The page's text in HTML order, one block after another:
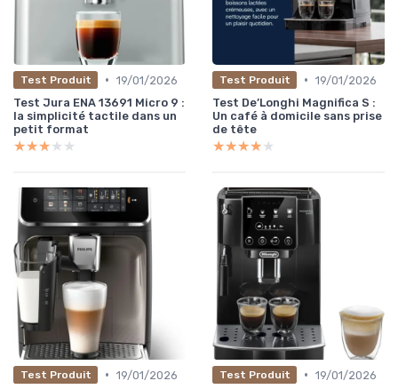
Test Produit • 19/01/2026
Test Jura ENA 13691 Micro 9 :
la simplicité tactile dans un
petit format
★★★★★
★★★★★
Test Produit • 19/01/2026
Test De’Longhi Magnifica S :
Un café à domicile sans prise
de tête
★★★★★
★★★★★
Test Produit • 19/01/2026
Test Produit • 19/01/2026